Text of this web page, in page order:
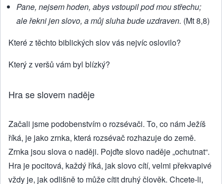
Pane, nejsem hoden, abys vstoupil pod mou střechu;
ale řekni jen slovo, a můj sluha bude uzdraven. (Mt 8,8)
Které z těchto biblických slov vás nejvíc oslovilo?
Který z veršů vám byl blízký?
Hra se slovem naděje
Začali jsme podobenstvím o rozsévači. To, co nám Ježíš
říká, je jako zrnka, která rozsévač rozhazuje do země.
Zrnka jsou slova o naději. Pojďte slovo naděje „ochutnat“.
Hra je pocitová, každý říká, jak slovo cítí, velmi překvapivé
vždy je, jak odlišně to může cítit druhý člověk. Chcete-li,